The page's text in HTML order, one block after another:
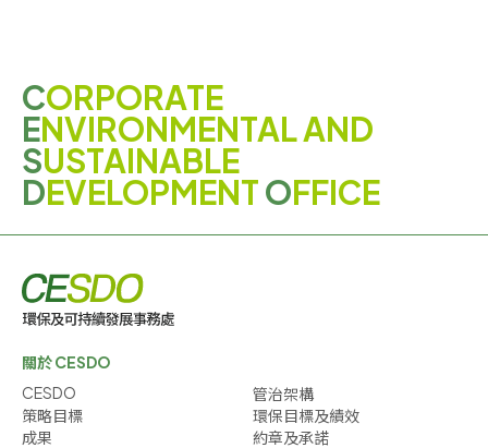
CORPORATE
ENVIRONMENTAL AND
SUSTAINABLE
DEVELOPMENTOFFICE
關於 CESDO
CESDO
管治架構
策略目標
環保目標及績效
成果
約章及承諾